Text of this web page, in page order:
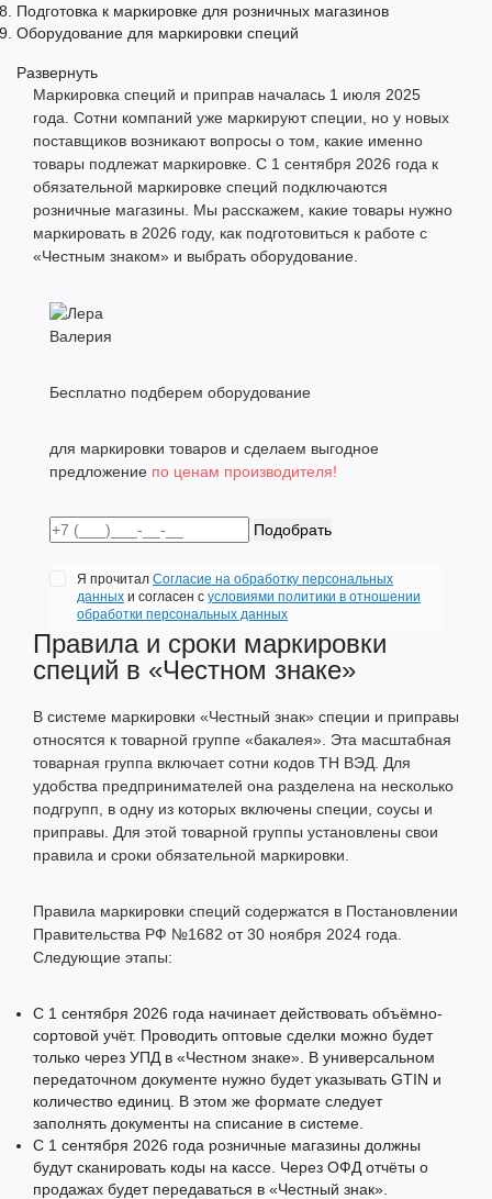
Подготовка к маркировке для розничных магазинов
Оборудование для маркировки специй
Развернуть
Маркировка специй и приправ началась 1 июля 2025
года. Сотни компаний уже маркируют специи, но у новых
поставщиков возникают вопросы о том, какие именно
товары подлежат маркировке. С 1 сентября 2026 года к
обязательной маркировке специй подключаются
розничные магазины. Мы расскажем, какие товары нужно
маркировать в 2026 году, как подготовиться к работе с
«Честным знаком» и выбрать оборудование.
Валерия
Бесплатно подберем оборудование
для маркировки товаров и сделаем выгодное
предложение по ценам производителя!
Подобрать
Я прочитал Согласие на обработку персональных
данных и согласен с условиями политики в отношении
обработки персональных данных
Правила и сроки маркировки
специй в «Честном знаке»
В системе маркировки «Честный знак» специи и приправы
относятся к товарной группе «бакалея». Эта масштабная
товарная группа включает сотни кодов ТН ВЭД. Для
удобства предпринимателей она разделена на несколько
подгрупп, в одну из которых включены специи, соусы и
приправы. Для этой товарной группы установлены свои
правила и сроки обязательной маркировки.
Правила маркировки специй содержатся в Постановлении
Правительства РФ №1682 от 30 ноября 2024 года.
Следующие этапы:
С 1 сентября 2026 года начинает действовать объёмно-
сортовой учёт. Проводить оптовые сделки можно будет
только через УПД в «Честном знаке». В универсальном
передаточном документе нужно будет указывать GTIN и
количество единиц. В этом же формате следует
заполнять документы на списание в системе.
С 1 сентября 2026 года розничные магазины должны
будут сканировать коды на кассе. Через ОФД отчёты о
продажах будет передаваться в «Честный знак».